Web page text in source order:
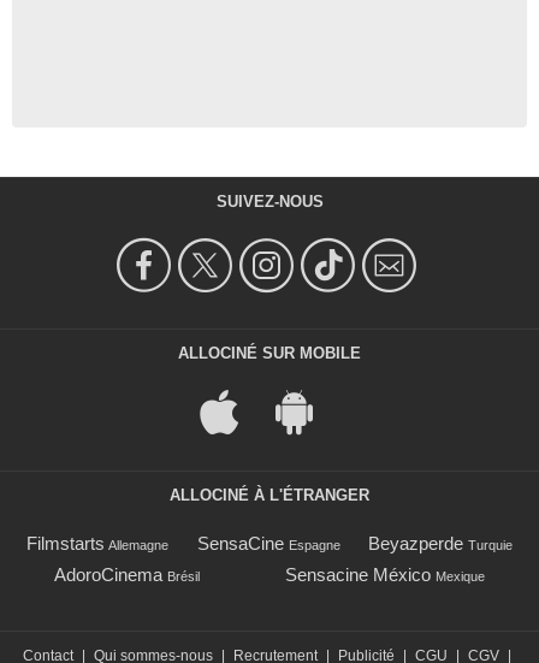
SUIVEZ-NOUS
ALLOCINÉ SUR MOBILE
ALLOCINÉ À L'ÉTRANGER
Filmstarts Allemagne SensaCine Espagne Beyazperde Turquie
AdoroCinema Brésil Sensacine México Mexique
Contact Qui sommes-nous Recrutement Publicité CGU CGV